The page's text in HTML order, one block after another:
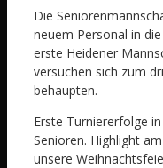
Die
neuem Personal in
erste Heidener
versuchen sich zum
behaupten.
Erste Turniererfolge
Senioren. Highlight
unsere